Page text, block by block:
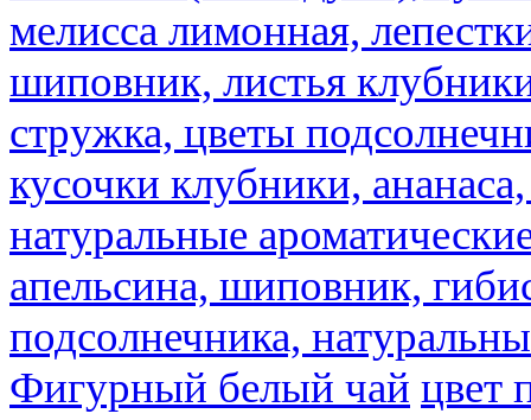
мелисса лимонная,
шиповник, листья
стружка, цветы
кусочки клубники,
натуральные
апельсина, шиповник,
подсолнечника,
Фигурный белый чай цвет